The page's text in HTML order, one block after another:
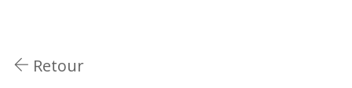
Retour